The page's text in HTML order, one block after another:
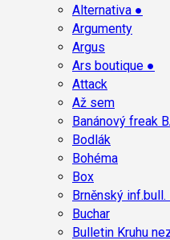
Alternativa ●
Argumenty
Argus
Ars boutique ●
Attack
Až sem
Banánový freak
Bodlák
Bohéma
Box
Brněnský inf.bull.
Buchar
Bulletin Kruhu